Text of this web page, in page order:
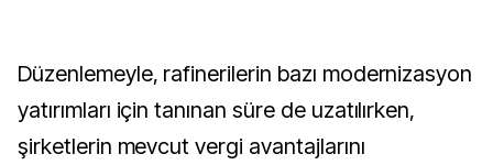
Düzenlemeyle, rafinerilerin bazı modernizasyon
yatırımları için tanınan süre de uzatılırken,
şirketlerin mevcut vergi avantajlarını